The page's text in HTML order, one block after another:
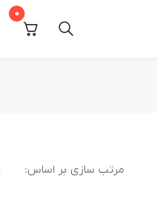
0
مرتب سازی بر اساس: